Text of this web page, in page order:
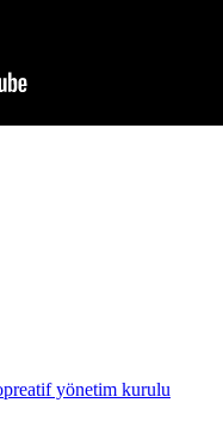
yönetim kurulu